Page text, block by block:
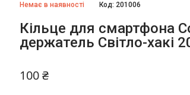
Немає в наявності Код: 201006
Кільце для смартфона
держатель Світло-хакі
100 ₴